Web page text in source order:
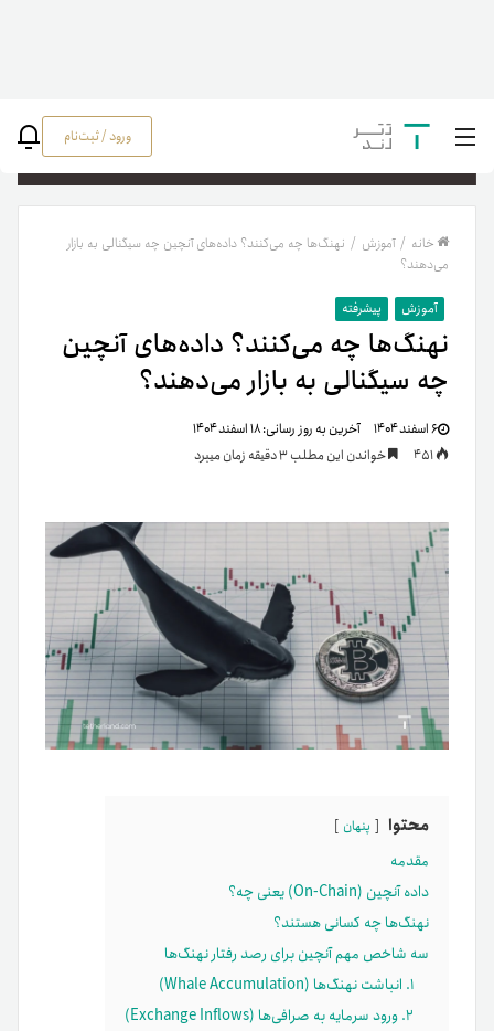
ورود / ثبت‌نام
خانه / آموزش / نهنگ‌ها چه می‌کنند؟ داده‌های آنچین چه سیگنالی به بازار
می‌دهند؟
آموزش پیشرفته
نهنگ‌ها چه می‌کنند؟ داده‌های آنچین
چه سیگنالی به بازار می‌دهند؟
۶ اسفند ۱۴۰۴ آخرین به روز رسانی:۱۸ اسفند ۱۴۰۴
خواندن این مطلب 3 دقیقه زمان میبرد
محتوا پنهان
مقدمه
داده آنچین (On-Chain) یعنی چه؟
نهنگ‌ها چه کسانی هستند؟
سه شاخص مهم آنچین برای رصد رفتار نهنگ‌ها
۱. انباشت نهنگ‌ها (Whale Accumulation)
۲. ورود سرمایه به صرافی‌ها (Exchange Inflows)